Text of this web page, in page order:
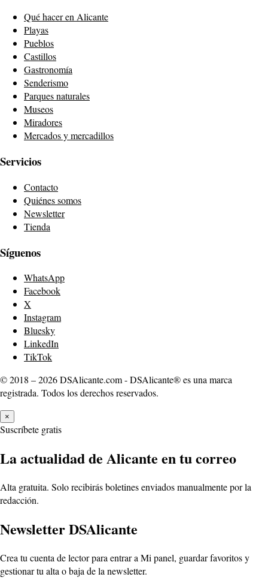
Qué hacer en Alicante
Playas
Pueblos
Castillos
Gastronomía
Senderismo
Parques naturales
Museos
Miradores
Mercados y mercadillos
Servicios
Contacto
Quiénes somos
Newsletter
Tienda
Síguenos
WhatsApp
Facebook
X
Instagram
Bluesky
LinkedIn
TikTok
© 2018 – 2026 DSAlicante.com - DSAlicante® es una marca
registrada. Todos los derechos reservados.
×
Suscríbete gratis
La actualidad de Alicante en tu correo
Alta gratuita. Solo recibirás boletines enviados manualmente por la
redacción.
Newsletter DSAlicante
Crea tu cuenta de lector para entrar a Mi panel, guardar favoritos y
gestionar tu alta o baja de la newsletter.